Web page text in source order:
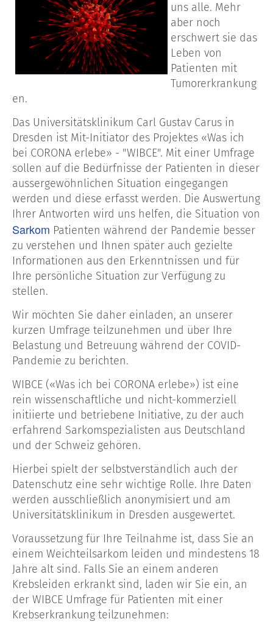
uns alle. Mehr
aber noch
erschwert sie das
Leben von
Patienten mit
Tumorerkrankung
en.
Das Universitätsklinikum Carl Gustav Carus in
Dresden ist Mit-Initiator des Projektes «Was ich
bei CORONA erlebe» - "WIBCE". Mit einer Umfrage
sollen auf die Bedürfnisse der Patienten in dieser
aussergewöhnlichen Situation eingegangen
werden und diese erfasst werden. Die Auswertung
Ihrer Antworten wird uns helfen, die Situation von
Sarkom Patienten während der Pandemie besser
zu verstehen und Ihnen später auch gezielte
Informationen aus den Erkenntnissen und für
Ihre persönliche Situation zur Verfügung zu
stellen.
Wir möchten Sie daher einladen, an unserer
kurzen Umfrage teilzunehmen und über Ihre
Belastung und Betreuung während der COVID-
Pandemie zu berichten.
WIBCE («Was ich bei CORONA erlebe») ist eine
rein wissenschaftliche und nicht-kommerziell
initiierte und betriebene Initiative, zu der auch
erfahrend Sarkomspezialisten aus Deutschland
und der Schweiz gehören.
Hierbei spielt der selbstverständlich auch der
Datenschutz eine sehr wichtige Rolle. Ihre Daten
werden ausschließlich anonymisiert und am
Universitätsklinikum in Dresden ausgewertet.
Voraussetzung für Ihre Teilnahme ist, dass Sie an
einem Weichteilsarkom leiden und mindestens 18
Jahre alt sind. Falls Sie an einem anderen
Krebsleiden erkrankt sind, laden wir Sie ein, an
der WIBCE Umfrage für Patienten mit einer
Krebserkrankung teilzunehmen: